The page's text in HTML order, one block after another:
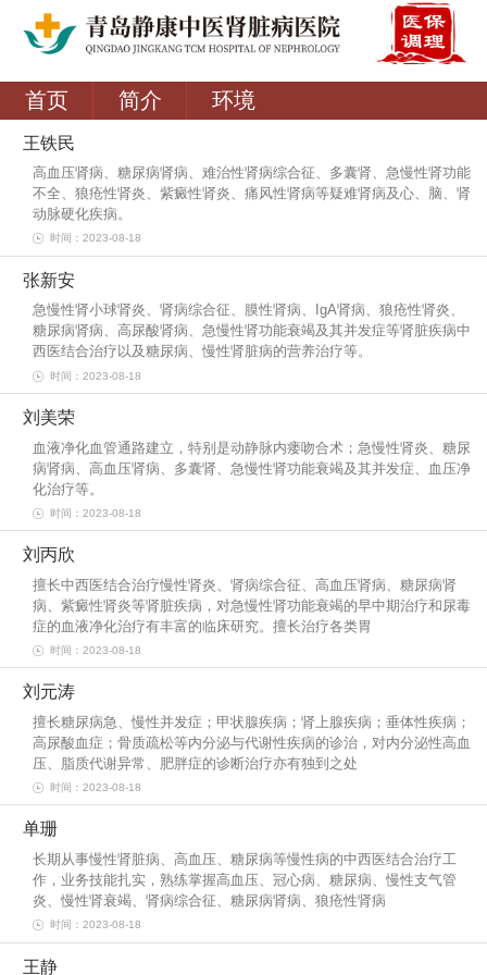
首页 简介 环境
王铁民
高血压肾病、糖尿病肾病、难治性肾病综合征、多囊肾、急慢性肾功能
不全、狼疮性肾炎、紫癜性肾炎、痛风性肾病等疑难肾病及心、脑、肾
动脉硬化疾病。
时间：2023-08-18
张新安
急慢性肾小球肾炎、肾病综合征、膜性肾病、IgA肾病、狼疮性肾炎、
糖尿病肾病、高尿酸肾病、急慢性肾功能衰竭及其并发症等肾脏疾病中
西医结合治疗以及糖尿病、慢性肾脏病的营养治疗等。
时间：2023-08-18
刘美荣
血液净化血管通路建立，特别是动静脉内瘘吻合术；急慢性肾炎、糖尿
病肾病、高血压肾病、多囊肾、急慢性肾功能衰竭及其并发症、血压净
化治疗等。
时间：2023-08-18
刘丙欣
擅长中西医结合治疗慢性肾炎、肾病综合征、高血压肾病、糖尿病肾
病、紫癜性肾炎等肾脏疾病，对急慢性肾功能衰竭的早中期治疗和尿毒
症的血液净化治疗有丰富的临床研究。擅长治疗各类胃
时间：2023-08-18
刘元涛
擅长糖尿病急、慢性并发症；甲状腺疾病；肾上腺疾病；垂体性疾病；
高尿酸血症；骨质疏松等内分泌与代谢性疾病的诊治，对内分泌性高血
压、脂质代谢异常、肥胖症的诊断治疗亦有独到之处
时间：2023-08-18
单珊
长期从事慢性肾脏病、高血压、糖尿病等慢性病的中西医结合治疗工
作，业务技能扎实，熟练掌握高血压、冠心病、糖尿病、慢性支气管
炎、慢性肾衰竭、肾病综合征、糖尿病肾病、狼疮性肾病
时间：2023-08-18
王静